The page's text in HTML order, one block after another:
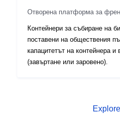
Отворена платформа за
Контейнери за събиране на
поставени на обществения
капацитетът на контейнера и
(завъртане или заровено).